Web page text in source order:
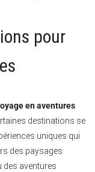
pour
en aventures
destinations se
uniques qui
des paysages
aventures